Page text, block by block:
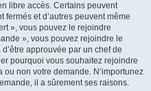
libre accès. Certains peuvent
et d’autres peuvent même
», vous pouvez le rejoindre
», vous pouvez rejoindre le
approuvée par un chef de
pourquoi vous souhaitez rejoindre
ou non votre demande. N’importunez
il a sûrement ses raisons.